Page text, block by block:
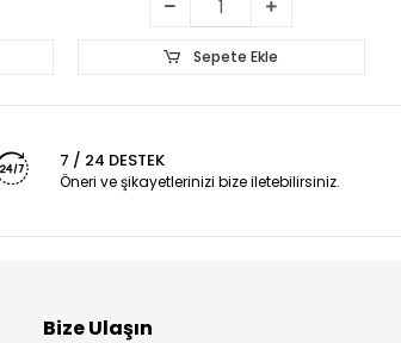
Sepete Ekle
7 / 24 DESTEK
Öneri ve şikayetlerinizi bize iletebilirsiniz.
Bize Ulaşın